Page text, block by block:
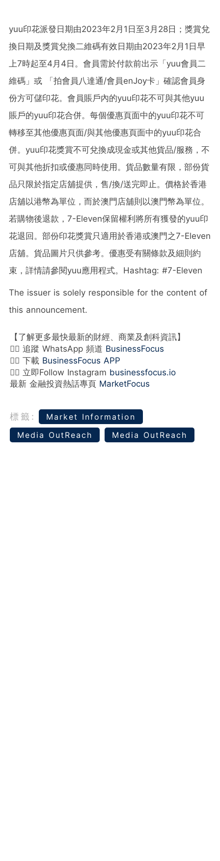
yuu印花派發日期由2023年2月1日至3月28日；獎賞兌
換日期及獎賞兌換二維碼有效日期由2023年2月1日早
上7時起至4月4日。會員需於付款前出示「yuu會員二
維碼」或 「拍會員八達通/會員enJoy卡」確認會員身
份方可儲印花。會員賬戶內的yuu印花不可與其他yuu
賬戶的yuu印花合併。每個優惠頁面中的yuu印花不可
轉移至其他優惠頁面/與其他優惠頁面中的yuu印花合
併。yuu印花獎賞不可兌換成現金或其他貨品/服務，不
可與其他折扣或優惠同時使用。貨品數量有限，部份貨
品只限於指定店舖提供，售/換/送完即止。價格於香港
店舖以港幣為單位，而於澳門店舖則以澳門幣為單位。
若購物後退款，7-Eleven保留權利將所有獲發的yuu印
花退回。部份印花獎賞只適用於香港或澳門之7-Eleven
店舖。貨品圖片只供參考。優惠受有關條款及細則約
束，詳情請參閱yuu應用程式。Hashtag: #7-Eleven
The issuer is solely responsible for the content of
this announcement.
【了解更多最快最新的財經、商業及創科資訊】
👉🏻 追蹤 WhatsApp 頻道 BusinessFocus
👉🏻 下載 BusinessFocus APP
👉🏻 立即Follow Instagram businessfocus.io
最新 金融投資熱話專頁 MarketFocus
標籤:
Market Information
Media OutReach
Media OutReach